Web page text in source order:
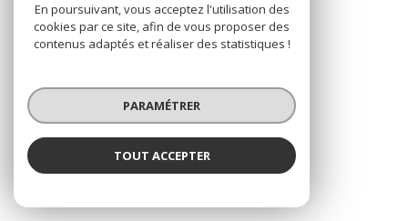
NOS RÉSEAUX
En poursuivant, vous acceptez l'utilisation des
cookies par ce site, afin de vous proposer des
contenus adaptés et réaliser des statistiques !
PARAMÉTRER
TOUT ACCEPTER